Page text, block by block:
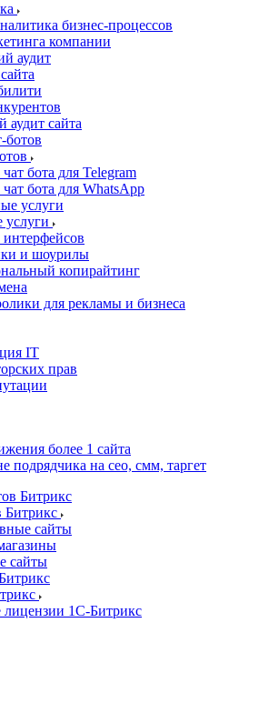
бизнес-процессов
компании
аудит
аудит сайта
чат бота для Telegram
чат бота для WhatsApp
услуги
интерфейсов
и шоурилы
копирайтинг
для рекламы и бизнеса
IT
прав
более 1 сайта
подрядчика на сео, смм, таргет
сайты
сайты
лицензии 1С-Битрикс